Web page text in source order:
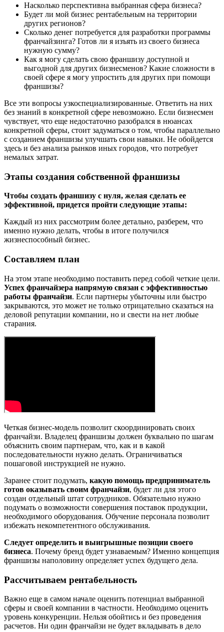
Насколько перспективна выбранная сфера бизнеса?
Будет ли мой бизнес рентабельным на территории
других регионов?
Сколько денег потребуется для разработки программы
франчайзинга? Готов ли я изъять из своего бизнеса
нужную сумму?
Как я могу сделать свою франшизу доступной и
выгодной для других бизнесменов? Какие сложности в
своей сфере я могу упростить для других при помощи
франшизы?
Все эти вопросы узкоспециализированные. Ответить на них
без знаний в конкретной сфере невозможно. Если бизнесмен
чувствует, что еще недостаточно разобрался в нюансах
конкретной сферы, стоит задуматься о том, чтобы параллельно
с созданием франшизы улучшать свои навыки. Не обойдется
здесь и без анализа рынков иных городов, что потребует
немалых затрат.
Этапы создания собственной франшизы
Чтобы создать франшизу с нуля, желая сделать ее
эффективной, придется пройти следующие этапы:
Каждый из них рассмотрим более детально, разберем, что
именно нужно делать, чтобы в итоге получился
жизнеспособный бизнес.
Составляем план
На этом этапе необходимо поставить перед собой четкие цели.
Успех франчайзера напрямую связан с эффективностью
работы франчайзи. Если партнеры убыточны или быстро
закрываются, это может не только отрицательно сказаться на
деловой репутации компании, но и свести на нет любые
старания.
Четкая бизнес-модель позволит скоординировать своих
франчайзи. Владелец франшизы должен буквально по шагам
объяснить своим партнерам, что, как и в какой
последовательности нужно делать. Ограничиваться
пошаговой инструкцией не нужно.
Заранее стоит подумать, какую помощь предприниматель
готов оказывать своим франчайзи, будет ли для этого
создан отдельный штат сотрудников. Обязательно нужно
подумать о возможности совершения поставок продукции,
необходимого оборудования. Обучение персонала позволит
избежать некомпетентного обслуживания.
Следует определить и выигрышные позиции своего
бизнеса. Почему бренд будет узнаваемым? Именно концепция
франшизы наполовину определяет успех будущего дела.
Рассчитываем рентабельность
Важно еще в самом начале оценить потенциал выбранной
сферы и своей компании в частности. Необходимо оценить
уровень конкуренции. Нельзя обойтись и без проведения
расчетов. Ни один франчайзи не будет вкладывать в дело